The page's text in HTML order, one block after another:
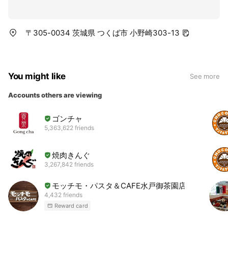
〒305-0034 茨城県 つくば市 小野崎303-13
You might like See more
Accounts others are viewing
ゴンチャ
5,363,622 friends
焼肉きんぐ
3,267,842 friends
モッチモ・パスタ＆CAFE水戸御茶園店
4,432 friends
Reward card